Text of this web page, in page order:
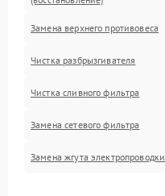
Замена верхнего противовеса
Чистка разбрызгивателя
Чистка сливного фильтра
Замена сетевого фильтра
Замена жгута электропроводки